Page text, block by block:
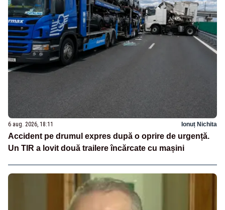
6 aug. 2026, 18:11 Ionuț Nichita
Accident pe drumul expres după o oprire de urgență.
Un TIR a lovit două trailere încărcate cu mașini